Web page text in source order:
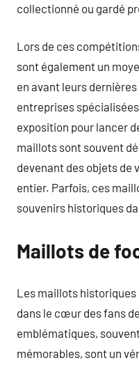
collectionné ou gardé
Lors de ces
sont également un
en avant leurs
entreprises
exposition pour lancer
maillots sont souvent
devenant des objets de
entier. Parfois, ces
souvenirs historiques
Maillots de
Les maillots
dans le cœur des fans
emblématiques,
mémorables, sont un